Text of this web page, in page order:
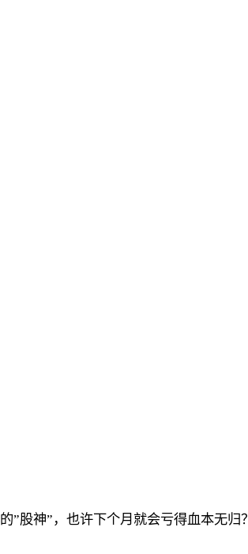
股神”，也许下个月就会亏得血本无归？